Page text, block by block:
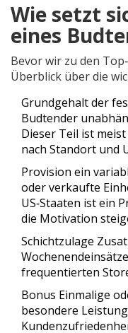
Wie setzt
eines
Bevor wir zu den
Überblick über die
Grundgehaltder
Budtender
Dieser Teil ist
nach Standort und
Provision ein
oder verkaufte
US‑Staaten ist ein
die Motivation
Schichtzulage
frequentierten
Bonus Einmalige
besondere